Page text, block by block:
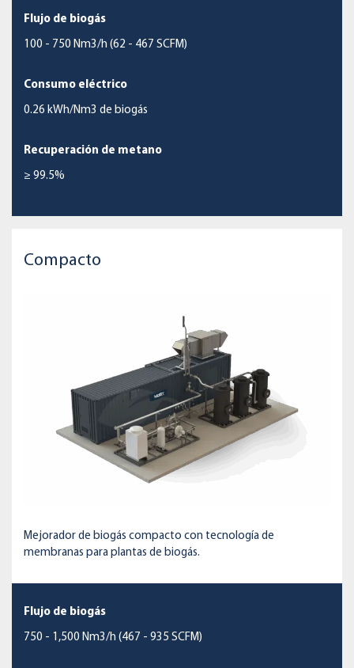
Flujo de biogás
100 - 750 Nm3/h (62 - 467 SCFM)
Consumo eléctrico
0.26 kWh/Nm3 de biogás
Recuperación de metano
≥ 99.5%
Compacto
Mejorador de biogás compacto con tecnología de
membranas para plantas de biogás.
Flujo de biogás
750 - 1,500 Nm3/h (467 - 935 SCFM)